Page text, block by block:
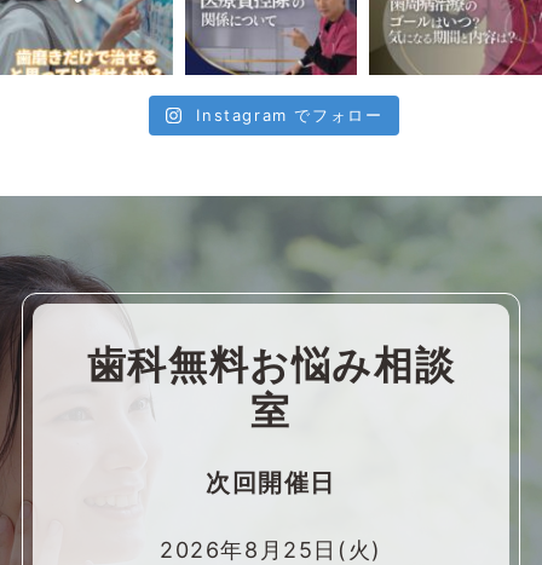
Instagram でフォロー
歯科無料お悩み相談
室
次回開催日
2026年8月25日(火)